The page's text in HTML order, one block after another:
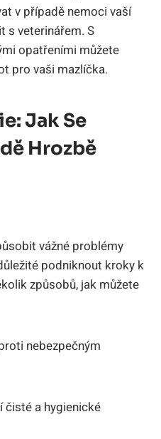
v případě nemoci vaší
s veterinářem. S
opatřeními můžete
pro vaši mazlíčka.
Jak Se
Hrozbě
vážné problémy
podniknout kroky k
způsobů, jak můžete
nebezpečným
čisté a hygienické